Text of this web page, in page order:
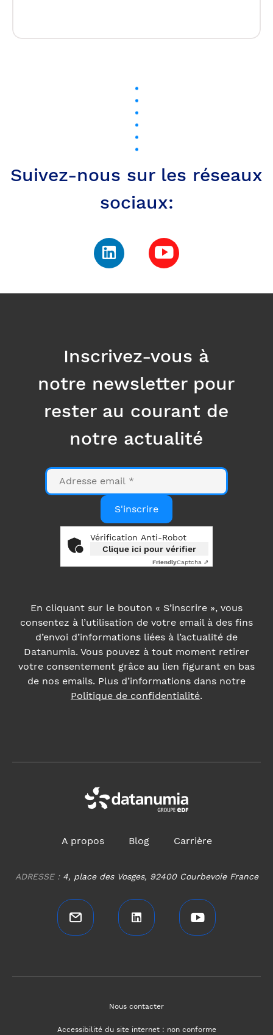
Suivez-nous sur les réseaux
sociaux:
Inscrivez-vous à
notre newsletter pour
rester au courant de
notre actualité
S'inscrire
Vérification Anti-Robot
Clique ici pour vérifier
FriendlyCaptcha ⇗
En cliquant sur le bouton « S’inscrire », vous
consentez à l’utilisation de votre email à des fins
d’envoi d’informations liées à l’actualité de
Datanumia. Vous pouvez à tout moment retirer
votre consentement grâce au lien figurant en bas
de nos emails. Plus d’informations dans notre
Politique de confidentialité.
A propos Blog Carrière
ADRESSE : 4, place des Vosges, 92400 Courbevoie France
Nous contacter
Accessibilité du site internet : non conforme